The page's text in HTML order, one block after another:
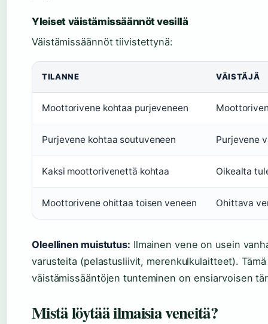
Yleiset väistämissäännöt vesillä
Väistämissäännöt tiivistettynä:
TILANNE VÄISTÄJÄ
Moottorivene kohtaa purjeveneen
Purjevene kohtaa soutuveneen Purjevene
Kaksi moottorivenettä kohtaa Oikealta
Moottorivene ohittaa toisen veneen Ohittava
Oleellinen muistutus: Ilmainen vene on usein
varusteita (pelastusliivit, merenkulkulaitteet).
väistämissääntöjen tunteminen on ensiarvoisen
Mistä löytää ilmaisia veneitä?